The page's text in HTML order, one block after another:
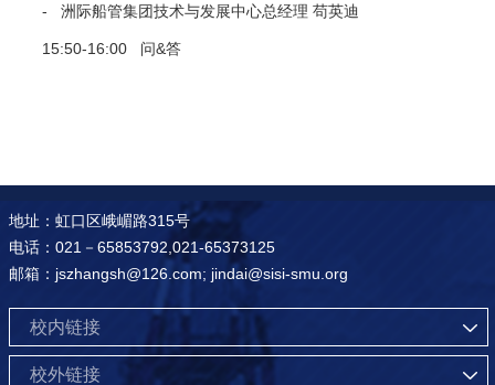
- 洲际船管集团技术与发展中心总经理 苟英迪
15:50-16:00 问&答
地址：虹口区峨嵋路315号
电话：021－65853792,021-65373125
邮箱：jszhangsh@126.com; jindai@sisi-smu.org
校内链接
校外链接